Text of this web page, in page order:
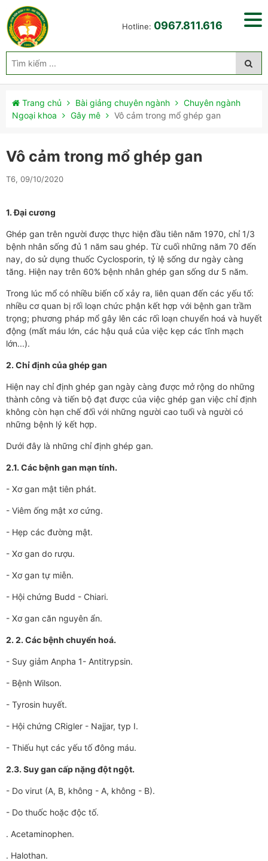
Hotline: 0967.811.616
Trang chủ Bài giảng chuyên ngành
Chuyên ngành
Ngoại khoa
Gây mê Vô cảm trong mổ ghép gan
Vô cảm trong mổ ghép gan
T6, 09/10/2020
1. Đại cương
Ghép gan trên người được thực hiện đầu tiên năm 1970, chỉ 1/3
bệnh nhân sống đủ 1 năm sau ghép. Từ cuối những năm 70 đến
nay, do sử dụng thuốc Cyclosporin, tỷ lệ sống dư ngày càng
tăng. Hiện nay trên 60% bệnh nhân ghép gan sống dư 5 năm.
Trong lúc mổ có nhiều biến cố xảy ra, liên quan đến các yếu tố:
nhiều cơ quan bị rối loạn chức phận kết hợp với bệnh gan trầm
trọng; phương pháp mổ gây lên các rối loạn chuyển hoá và huyết
động (mất máu lớn, các hậu quả của việc kẹp các tĩnh mạch
lớn...).
2. Chỉ định của ghép gan
Hiện nay chỉ định ghép gan ngày càng được mở rộng do những
thành công và tiến bộ đạt được của việc ghép gan việc chỉ định
không còn hạn chế đối với những người cao tuổi và người có
những bệnh lý kết hợp.
Dưới đây là những chỉ định ghép gan.
2.1. Các bệnh gan mạn tính.
- Xơ gan mật tiên phát.
- Viêm ống mật xơ cứng.
- Hẹp các đường mật.
- Xơ gan do rượu.
- Xơ gan tự miễn.
- Hội chứng Budd - Chiari.
- Xơ gan căn nguyên ẩn.
2. 2. Các bệnh chuyển hoá.
- Suy giảm Anpha 1- Antitrypsin.
- Bệnh Wilson.
- Tyrosin huyết.
- Hội chứng CRigler - Najjar, typ I.
- Thiếu hụt các yếu tố đông máu.
2.3. Suy gan cấp nặng đột ngột.
- Do virut (A, B, không - A, không - B).
- Do thuốc hoặc độc tố.
. Acetaminophen.
. Halothan.